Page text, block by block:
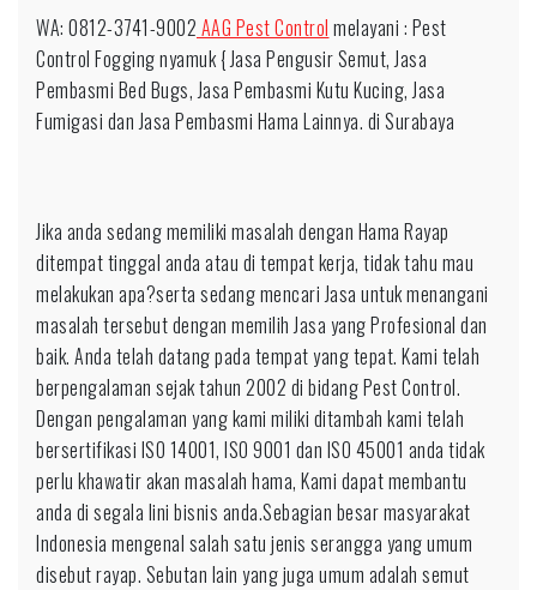
9002
Control
Efisien
untuk
WA: 0812-3741-9002 AAG Pest Control melayani : Pest
Control Fogging nyamuk { Jasa Pengusir Semut, Jasa
Pembasmi Bed Bugs, Jasa Pembasmi Kutu Kucing, Jasa
Fumigasi dan Jasa Pembasmi Hama Lainnya. di Surabaya
Jika anda sedang memiliki masalah dengan Hama Rayap
ditempat tinggal anda atau di tempat kerja, tidak tahu mau
melakukan apa?serta sedang mencari Jasa untuk menangani
masalah tersebut dengan memilih Jasa yang Profesional dan
baik. Anda telah datang pada tempat yang tepat. Kami telah
berpengalaman sejak tahun 2002 di bidang Pest Control.
Dengan pengalaman yang kami miliki ditambah kami telah
bersertifikasi ISO 14001, ISO 9001 dan ISO 45001 anda tidak
perlu khawatir akan masalah hama, Kami dapat membantu
anda di segala lini bisnis anda.Sebagian besar masyarakat
Indonesia mengenal salah satu jenis serangga yang umum
disebut rayap. Sebutan lain yang juga umum adalah semut